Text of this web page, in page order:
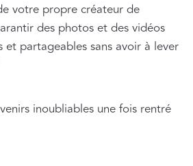
votre propre créateur de
des photos et des vidéos
et partageables sans avoir à lever
inoubliables une fois rentré